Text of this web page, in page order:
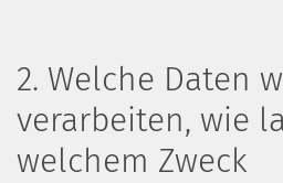
2. Welche Daten
verarbeiten, wie
welchem Zweck